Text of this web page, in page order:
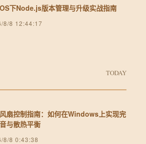
下Node.js版本管理与升级实战指南
8/8 12:44:17
TODAY
扇控制指南：如何在Windows上实现完
与散热平衡
8/8 0:43:38